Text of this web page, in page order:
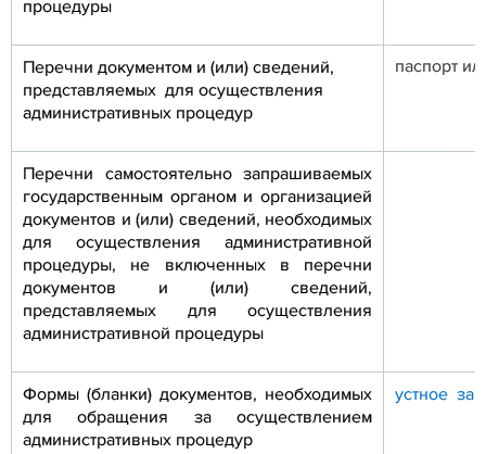
процедуры
Перечни документом и (или) сведений,
представляемых для осуществления
административных процедур
паспорт
Перечни самостоятельно запрашиваемых
государственным органом и организацией
документов и (или) сведений, необходимых
для осуществления административной
процедуры, не включенных в перечни
документов и (или) сведений,
представляемых для осуществления
административной процедуры
Формы (бланки) документов, необходимых
для обращения за осуществлением
административных процедур
устное